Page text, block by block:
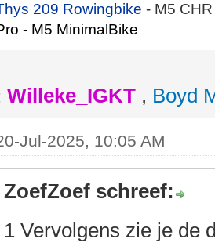
209 Rowingbike- M5
- M5 MinimalBike
Willeke_IGKT , Boyd
Jul-2025, 10:05 AM
ZoefZoef schreef:
1 Vervolgens zie je de